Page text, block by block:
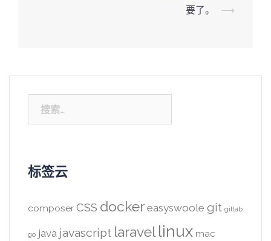
要了。
⟶
索：
标签云
composer CSS docker easyswoole git gitlab
go java javascript laravel linux mac